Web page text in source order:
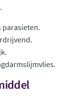
parasieten.